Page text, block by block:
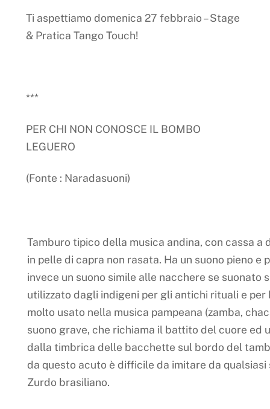
Ti aspettiamo domenica 27 febbraio – Stage
& Pratica Tango Touch!
***
PER CHI NON CONOSCE IL BOMBO
LEGUERO
(Fonte : Naradasuoni)
Tamburo tipico della musica andina, con cassa
in pelle di capra non rasata. Ha un suono pieno e
invece un suono simile alle nacchere se suonato
utilizzato dagli indigeni per gli antichi rituali e per
molto usato nella musica pampeana (zamba,
suono grave, che richiama il battito del cuore ed
dalla timbrica delle bacchette sul bordo del
da questo acuto è difficile da imitare da
Zurdo brasiliano.